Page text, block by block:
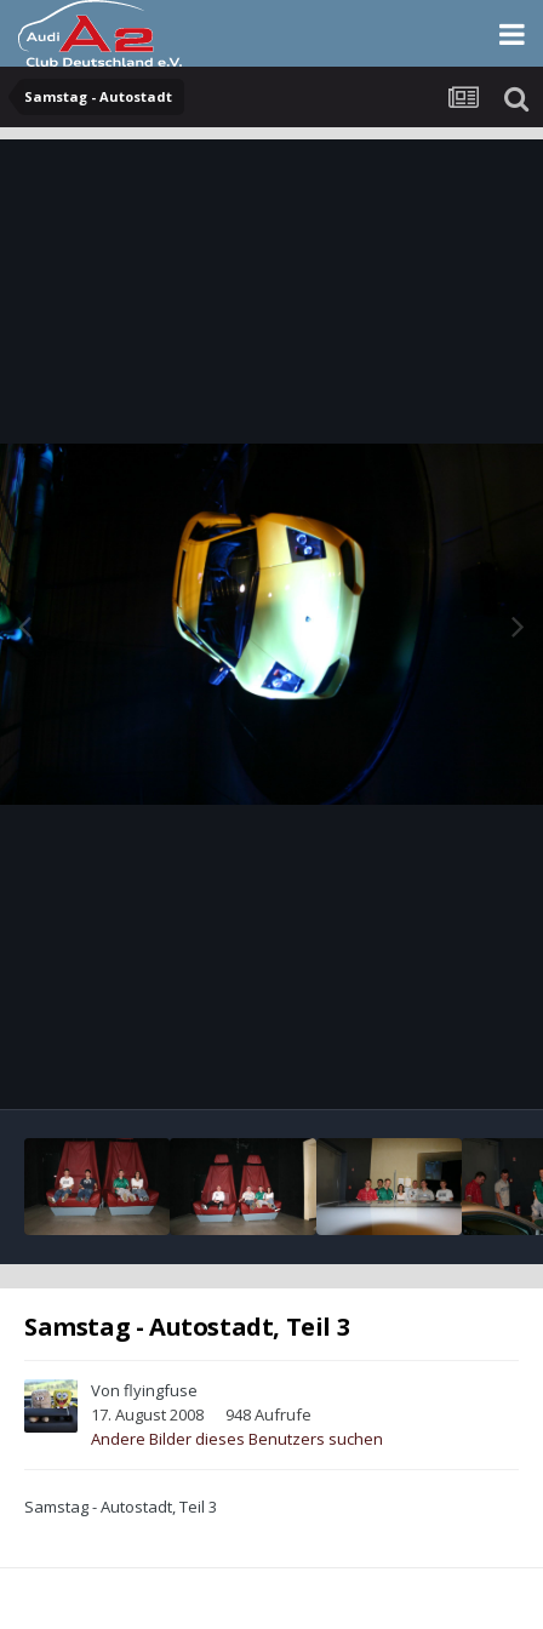
Samstag - Autostadt
Samstag - Autostadt, Teil 3
Von flyingfuse
17. August 2008
948 Aufrufe
Andere Bilder dieses Benutzers suchen
Samstag - Autostadt, Teil 3